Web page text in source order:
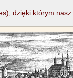
dzięki którym nasz